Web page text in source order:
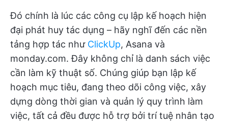
Đó chính là lúc các công cụ lập kế hoạch hiện
đại phát huy tác dụng – hãy nghĩ đến các nền
tảng hợp tác như ClickUp, Asana và
monday.com. Đây không chỉ là danh sách việc
cần làm kỹ thuật số. Chúng giúp bạn lập kế
hoạch mục tiêu, đang theo dõi công việc, xây
dựng dòng thời gian và quản lý quy trình làm
việc, tất cả đều được hỗ trợ bởi trí tuệ nhân tạo